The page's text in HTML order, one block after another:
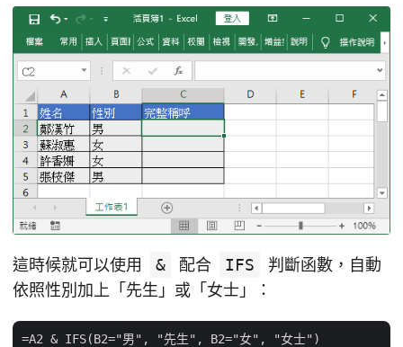
這時候就可以使用 & 配合 IFS
判斷函數，自動
依照性別加上「先生」或「女士」：